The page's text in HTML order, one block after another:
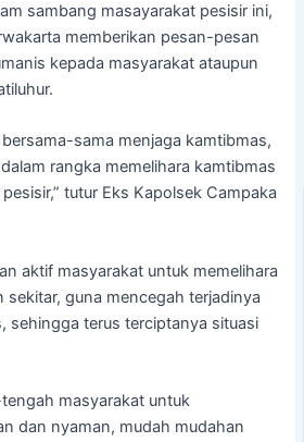
sambang masayarakat pesisir ini,
memberikan pesan-pesan
kepada masyarakat ataupun
sama menjaga kamtibmas,
rangka memelihara kamtibmas
tutur Eks Kapolsek Campaka
aktif masyarakat untuk memelihara
sekitar, guna mencegah terjadinya
sehingga terus terciptanya situasi
masyarakat untuk
dan nyaman, mudah mudahan